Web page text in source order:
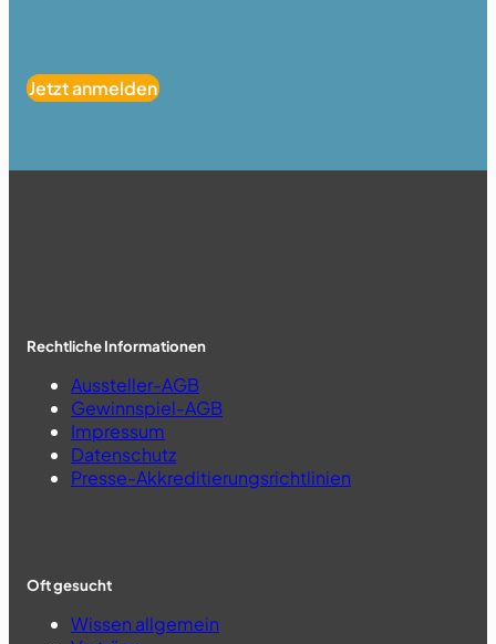
Jetzt anmelden
Rechtliche Informationen
Aussteller-AGB
Gewinnspiel-AGB
Impressum
Datenschutz
Presse-Akkreditierungsrichtlinien
Oft gesucht
Wissen allgemein